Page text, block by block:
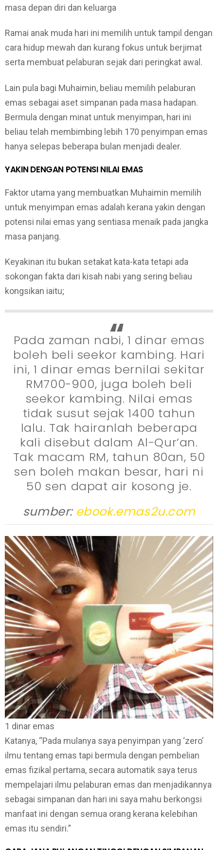
masa depan diri dan keluarga
Ramai anak muda hari ini memilih untuk tampil dengan
cara hidup mewah dan kurang fokus untuk berjimat
serta membuat pelaburan sejak dari peringkat awal.
Lain pula bagi Muhaimin, beliau memilih pelaburan
emas sebagai aset simpanan pada masa hadapan.
Bermula dengan minat untuk menyimpan, hari ini
beliau telah membimbing lebih 170 penyimpan emas
hanya selepas beberapa bulan menjadi dealer.
YAKIN DENGAN POTENSI NILAI EMAS
Faktor utama yang membuatkan Muhaimin memilih
untuk menyimpan emas adalah kerana yakin dengan
potensi nilai emas yang sentiasa menaik pada jangka
masa panjang.
Keyakinan itu bukan setakat kata-kata tetapi ada
sokongan fakta dari kisah nabi yang sering beliau
kongsikan iaitu;
Pada zaman nabi, 1 dinar emas
boleh beli seekor kambing. Hari
ini, 1 dinar emas bernilai sekitar
RM700-900, juga boleh beli
seekor kambing. Nilai emas
tidak susut sejak 1400 tahun
lalu. Tak hairanlah beberapa
kali disebut dalam Al-Qur’an.
Tak macam RM, tahun 80an, 50
sen boleh makan besar, hari ni
50 sen dapat air kosong je.
sumber: ebook.emas2u.com
1 dinar emas
Katanya, “Pada mulanya saya penyimpan yang ‘zero’
ilmu tentang emas tapi bermula dengan pembelian
emas fizikal pertama, secara automatik saya terus
mempelajari ilmu pelaburan emas dan menjadikannya
sebagai simpanan dan hari ini saya mahu berkongsi
manfaat ini dengan semua orang kerana kelebihan
emas itu sendiri.”